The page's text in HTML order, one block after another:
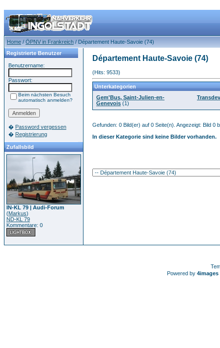
Home / ÖPNV in Frankreich / Département Haute-Savoie (74)
Registrierte Benutzer
Benutzername:
Passwort:
Beim nächsten Besuch
automatisch anmelden?
� Password vergessen
� Registrierung
Zufallsbild
IN-KL 79 | Audi-Forum
(Markus)
ND-KL 79
Kommentare: 0
Département Haute-Savoie (74)
(Hits: 9533)
Unterkategorien
Gem'Bus, Saint-Julien-en-
Genevois (1)
Gefunden: 0 Bild(er) auf 0 Seite(n). Angezeigt: Bild 0
In dieser Kategorie sind keine Bilder vorhanden.
Powered by 4images